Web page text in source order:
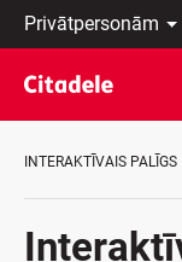
Privātpersonām
Uzņēmumiem
Private
Banking
Par
C
lv
Latviski
По-
русски
In
INTERAKTĪVAIS PALĪGS